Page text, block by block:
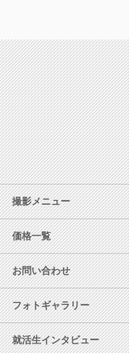
撮影メニュー
価格一覧
お問い合わせ
フォトギャラリー
就活生インタビュー